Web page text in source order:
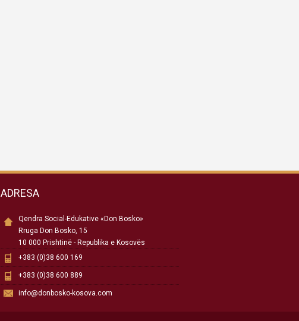
ADRESA
Qendra Social-Edukative «Don Bosko»
Rruga Don Bosko, 15
10 000 Prishtinë - Republika e Kosovës
+383 (0)38 600 169
+383 (0)38 600 889
info@donbosko-kosova.com